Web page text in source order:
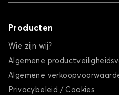
Producten
Wie zijn wij?
Algemene
Algemene
Privacybeleid / Cookies